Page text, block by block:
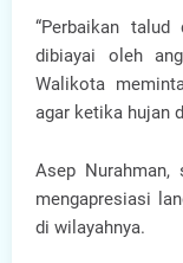
“Perbaikan
dibiayai oleh
Walikota
agar ketika hujan
Asep Nurahman,
mengapresiasi
di wilayahnya.